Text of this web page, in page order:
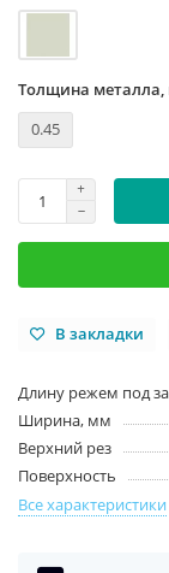
Толщина
0.45
В закладки
Длину режем под
Ширина, мм
Верхний рез
Поверхность
Все характеристики